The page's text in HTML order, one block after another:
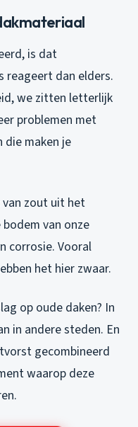
is dat
reageert dan elders.
we zitten letterlijk
problemen met
die maken je
zout uit het
van onze
corrosie. Vooral
het hier zwaar.
op oude daken? In
in andere steden. En
gecombineerd
waarop deze